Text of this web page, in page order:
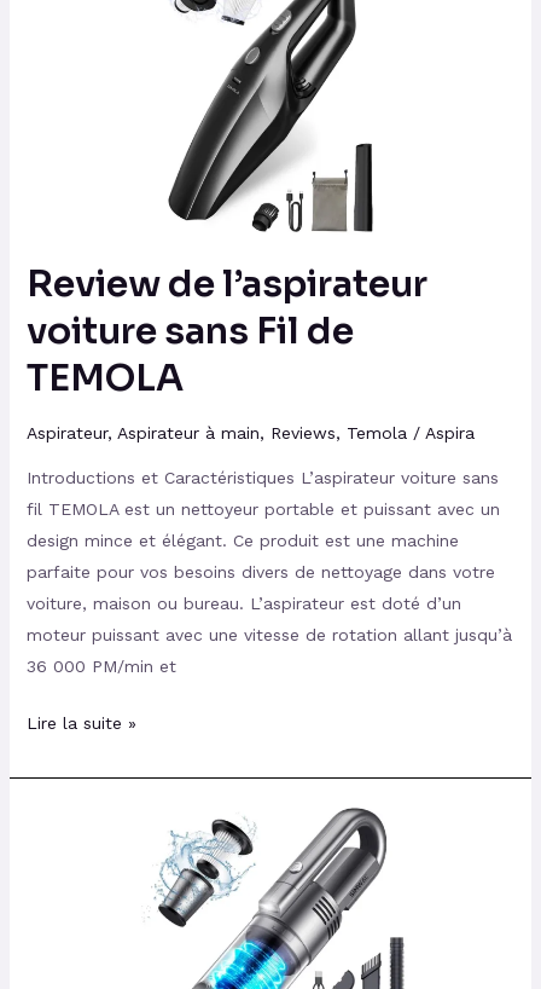
Review de l’aspirateur
voiture sans Fil de
TEMOLA
Aspirateur, Aspirateur à main, Reviews, Temola / Aspira
Introductions et Caractéristiques L’aspirateur voiture sans
fil TEMOLA est un nettoyeur portable et puissant avec un
design mince et élégant. Ce produit est une machine
parfaite pour vos besoins divers de nettoyage dans votre
voiture, maison ou bureau. L’aspirateur est doté d’un
moteur puissant avec une vitesse de rotation allant jusqu’à
36 000 PM/min et
Lire la suite »